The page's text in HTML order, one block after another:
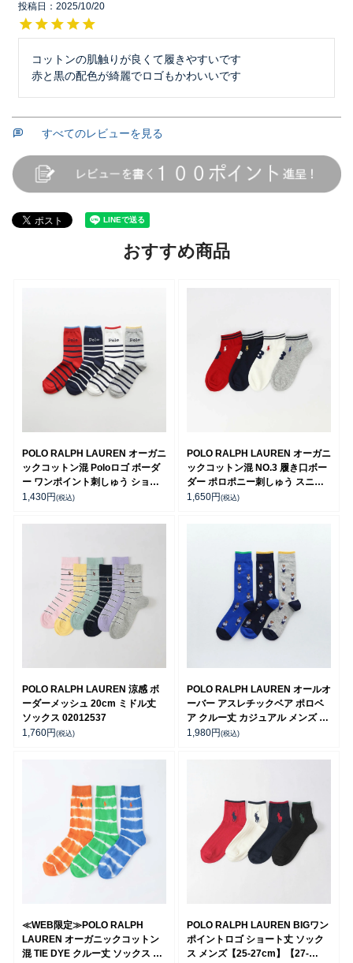
投稿日
2025/10/20
コットンの肌触りが良くて履きやすいです
赤と黒の配色が綺麗でロゴもかわいいです
すべてのレビューを見る
おすすめ商品
POLO RALPH LAUREN オーガニ
ックコットン混 Poloロゴ ボーダ
ー ワンポイント刺しゅう ショー
ト丈 メンズ ソックス 02012490
1,430円(税込)
POLO RALPH LAUREN オーガニ
ックコットン混 NO.3 履き口ボー
ダー ポロポニー刺しゅう スニー
カー丈 ソックス メンズ【25-
1,650円(税込)
POLO RALPH LAUREN 涼感 ボ
ーダーメッシュ 20cm ミドル丈
ソックス 02012537
1,760円(税込)
POLO RALPH LAUREN オールオ
ーバー アスレチックベア ポロベ
ア クルー丈 カジュアル メンズ ソ
ックス 02012480
1,980円(税込)
≪WEB限定≫POLO RALPH
LAUREN オーガニックコットン
混 TIE DYE クルー丈 ソックス メ
POLO RALPH LAUREN BIGワン
ポイントロゴ ショート丈 ソック
ス メンズ【25-27cm】【27-